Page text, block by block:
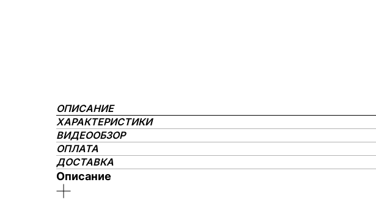
ОПИСАНИЕ
ХАРАКТЕРИСТИКИ
ВИДЕООБЗОР
ОПЛАТА
ДОСТАВКА
Описание